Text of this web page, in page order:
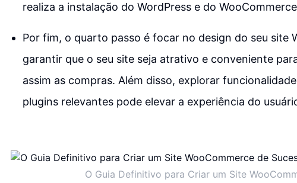
realiza a instalação do WordPress e do
Por fim, o quarto passo é focar no design do seu site
garantir que o seu site seja atrativo e conveniente
assim as compras. Além disso, explorar
plugins relevantes pode elevar a experiência do
O Guia Definitivo para Criar um Site